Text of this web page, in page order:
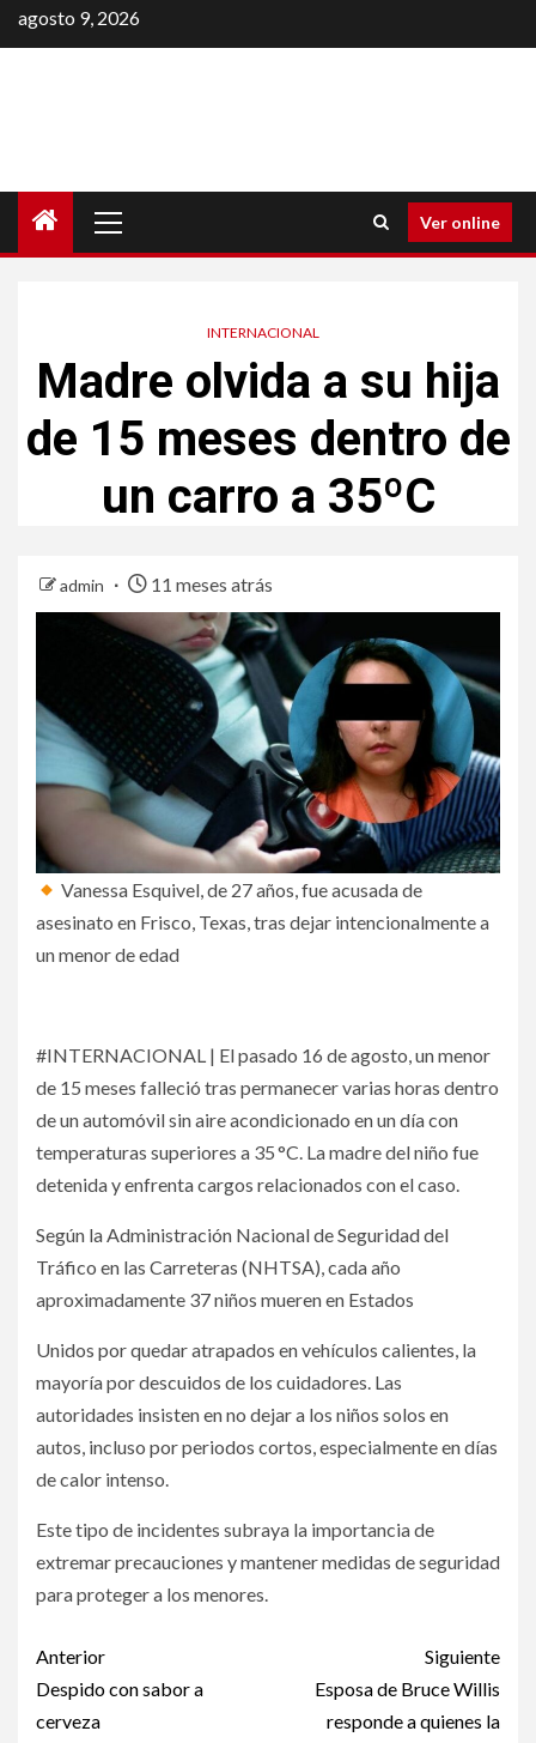
Saltar
al
agosto 9, 2026
principal
Ver online
INTERNACIONAL
Madre olvida a su hija
de 15 meses dentro de
un carro a 35ºC
admin 11 meses atrás
Vanessa Esquivel, de 27 años, fue acusada de
asesinato en Frisco, Texas, tras dejar intencionalmente a
un menor de edad
#INTERNACIONAL | El pasado 16 de agosto, un menor
de 15 meses falleció tras permanecer varias horas dentro
de un automóvil sin aire acondicionado en un día con
temperaturas superiores a 35 °C. La madre del niño fue
detenida y enfrenta cargos relacionados con el caso.
Según la Administración Nacional de Seguridad del
Tráfico en las Carreteras (NHTSA), cada año
aproximadamente 37 niños mueren en Estados
Unidos por quedar atrapados en vehículos calientes, la
mayoría por descuidos de los cuidadores. Las
autoridades insisten en no dejar a los niños solos en
autos, incluso por periodos cortos, especialmente en días
de calor intenso.
Este tipo de incidentes subraya la importancia de
extremar precauciones y mantener medidas de seguridad
para proteger a los menores.
Post
navigation
Anterior
Despido con sabor a
cerveza
Siguiente
Esposa de Bruce Willis
responde a quienes la